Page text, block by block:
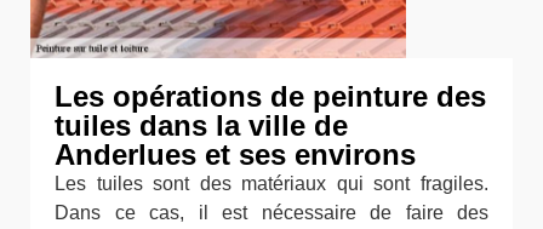
Les opérations de peinture des
tuiles dans la ville de
Anderlues et ses environs
Les tuiles sont des matériaux qui sont fragiles.
Dans ce cas, il est nécessaire de faire des